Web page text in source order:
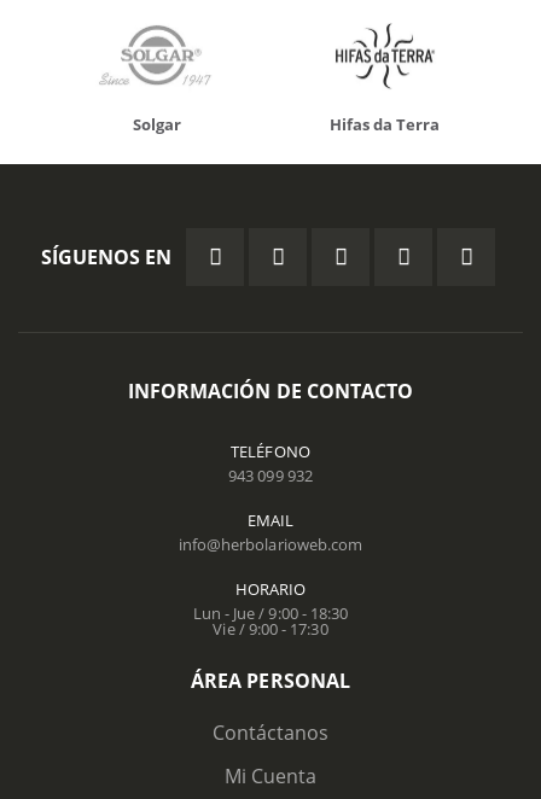
Solgar Hifas da Terra
SÍGUENOS EN
INFORMACIÓN DE CONTACTO
TELÉFONO
943 099 932
EMAIL
info@herbolarioweb.com
HORARIO
Lun - Jue / 9:00 - 18:30
Vie / 9:00 - 17:30
ÁREA PERSONAL
Contáctanos
Mi Cuenta